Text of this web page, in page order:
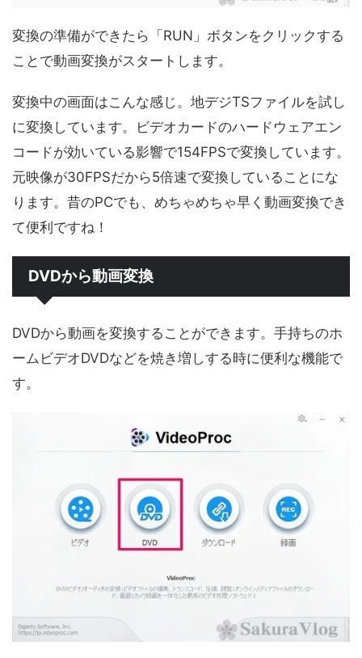
変換の準備ができたら「RUN」ボタンをクリックする
ことで動画変換がスタートします。
変換中の画面はこんな感じ。地デジTSファイルを試し
に変換しています。ビデオカードのハードウェアエン
コードが効いている影響で154FPSで変換しています。
元映像が30FPSだから5倍速で変換していることにな
ります。昔のPCでも、めちゃめちゃ早く動画変換でき
て便利ですね！
DVDから動画変換
DVDから動画を変換することができます。手持ちのホ
ームビデオDVDなどを焼き増しする時に便利な機能で
す。